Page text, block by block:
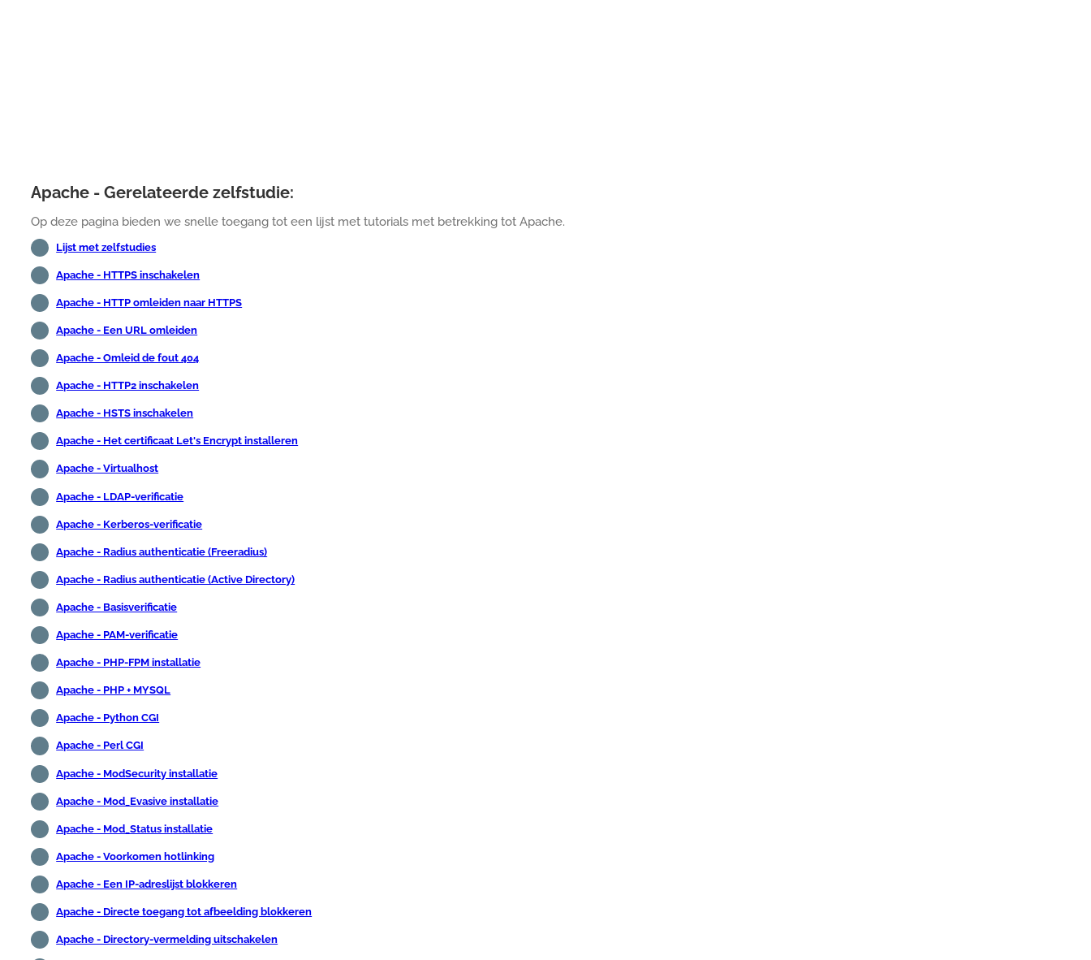
Apache - Gerelateerde zelfstudie:
Op deze pagina bieden we snelle toegang tot een lijst met tutorials met betrekking tot Apache.
Lijst met zelfstudies
Apache - HTTPS inschakelen
Apache - HTTP omleiden naar HTTPS
Apache - Een URL omleiden
Apache - Omleid de fout 404
Apache - HTTP2 inschakelen
Apache - HSTS inschakelen
Apache - Het certificaat Let's Encrypt installeren
Apache - Virtualhost
Apache - LDAP-verificatie
Apache - Kerberos-verificatie
Apache - Radius authenticatie (Freeradius)
Apache - Radius authenticatie (Active Directory)
Apache - Basisverificatie
Apache - PAM-verificatie
Apache - PHP-FPM installatie
Apache - PHP + MYSQL
Apache - Python CGI
Apache - Perl CGI
Apache - ModSecurity installatie
Apache - Mod_Evasive installatie
Apache - Mod_Status installatie
Apache - Voorkomen hotlinking
Apache - Een IP-adreslijst blokkeren
Apache - Directe toegang tot afbeelding blokkeren
Apache - Directory-vermelding uitschakelen